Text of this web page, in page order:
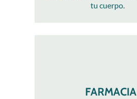
tu cuerpo.
FARMACIA